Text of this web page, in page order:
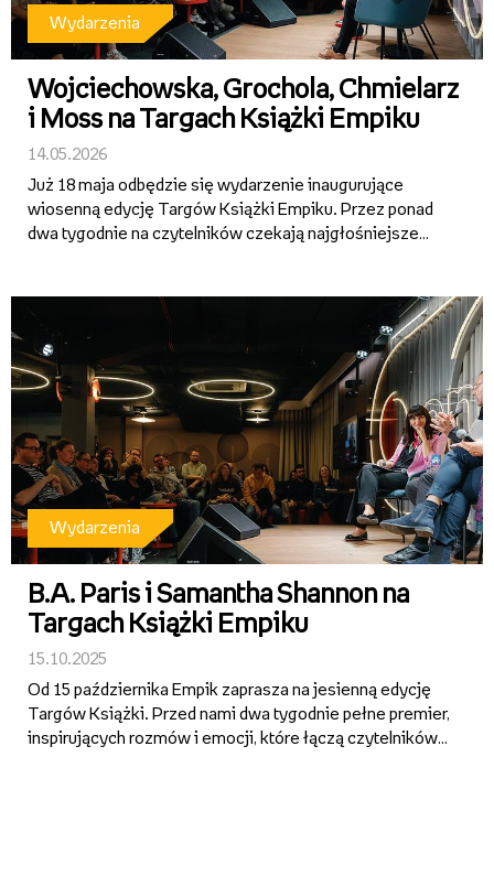
Wydarzenia
Wojciechowska, Grochola, Chmielarz
i Moss na Targach Książki Empiku
14.05.2026
Już 18 maja odbędzie się wydarzenie inaugurujące
wiosenną edycję Targów Książki Empiku. Przez ponad
dwa tygodnie na czytelników czekają najgłośniejsze
promocje – w tym 2+1 w salo...
Wydarzenia
B.A. Paris i Samantha Shannon na
Targach Książki Empiku
15.10.2025
Od 15 października Empik zaprasza na jesienną edycję
Targów Książki. Przed nami dwa tygodnie pełne premier,
inspirujących rozmów i emocji, które łączą czytelników z